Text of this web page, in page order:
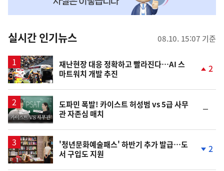
뉴
스
실시간 인기뉴스 08.10. 15:07 기준
재난현장 대응 정확하고 빨라진다…AI 스
마트워치 개발 추진
상
2
영
상
도파민 폭발! 카이스트 허성범 vs 5급 사무
관 자존심 매치
일
'청년문화예술패스' 하반기 추가 발급…도
서 구입도 지원
2